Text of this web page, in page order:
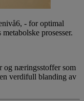
- for optimal
prosesser.
og næringsstoffer som
verdifull blanding av